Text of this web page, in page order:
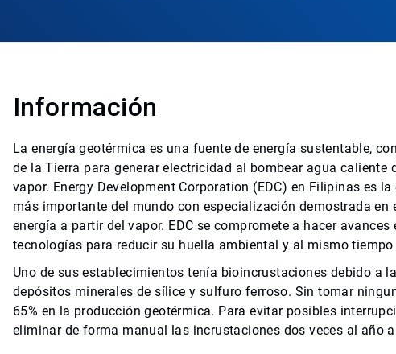
Información
La energía geotérmica es una fuente de energía sustentable,
de la Tierra para generar electricidad al bombear agua
vapor. Energy Development Corporation (EDC) en Filipinas es
más importante del mundo con especialización demostrada
energía a partir del vapor. EDC se compromete a hacer
tecnologías para reducir su huella ambiental y al mismo
Uno de sus establecimientos tenía bioincrustaciones debido a
depósitos minerales de sílice y sulfuro ferroso. Sin tomar
65% en la producción geotérmica. Para evitar posibles
eliminar de forma manual las incrustaciones dos veces al año